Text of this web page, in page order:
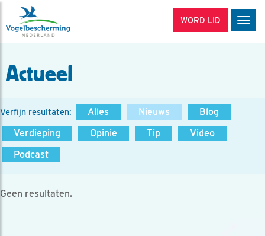
WORD LID
Actueel
Verfijn resultaten: Alles Nieuws
Blog
Verdieping
Opinie Tip
Video
Podcast
Geen resultaten.